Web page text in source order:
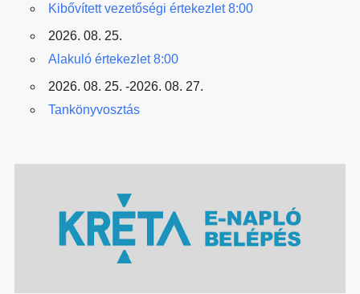
Kibővített vezetőségi értekezlet 8:00
2026. 08. 25.
Alakuló értekezlet 8:00
2026. 08. 25. -2026. 08. 27.
Tankönyvosztás